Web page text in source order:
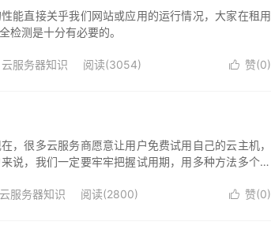
能直接关乎我们网站或应用的运行情况，大家在租用
检测是十分有必要的。
云服务器知识 阅读(3054)  赞(0)
，很多云服务商愿意让用户免费试用自己的云主机，
说，我们一定要牢牢把握试用期，用多种方法多个角
云服务器知识 阅读(2800)  赞(0)